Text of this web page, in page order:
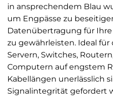
in ansprechendem Blau
um Engpässe zu
Datenübertragung für
zu gewährleisten. Ideal für
Servern, Switches,
Computern auf engstem
Kabellängen unerlässlich
Signalintegrität gefordert